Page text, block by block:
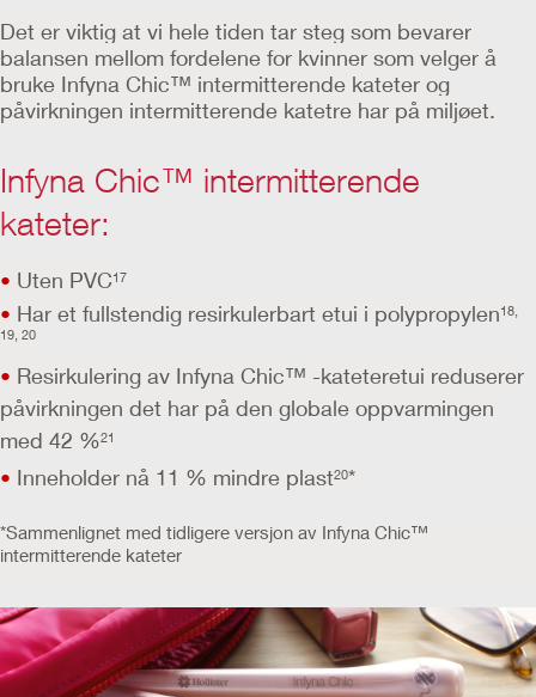
Det er viktig at vi hele tiden tar steg som bevarer
balansen mellom fordelene for kvinner som velger å
bruke Infyna Chic™ intermitterende kateter og
påvirkningen intermitterende katetre har på miljøet.
Infyna Chic™ intermitterende
kateter:
• Uten PVC17
• Har et fullstendig resirkulerbart etui i polypropylen18,
19, 20
• Resirkulering av Infyna Chic™ -kateteretui reduserer
påvirkningen det har på den globale oppvarmingen
med 42 %21
• Inneholder nå 11 % mindre plast20*
*Sammenlignet med tidligere versjon av Infyna Chic™
intermitterende kateter